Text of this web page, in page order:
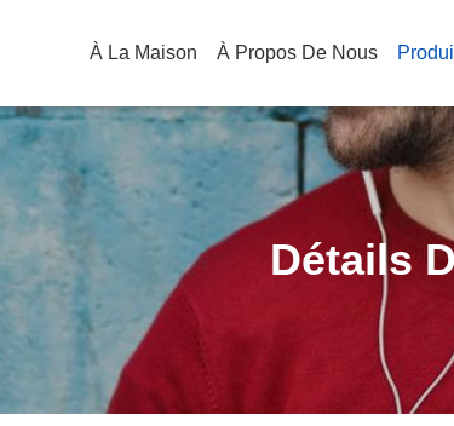
À La Maison À Propos De Nous
Détails